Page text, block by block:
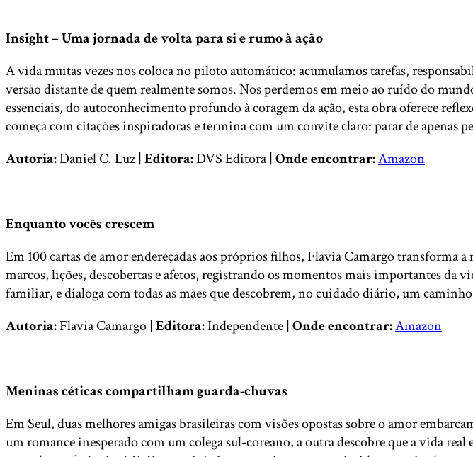
Insight – Uma jornada de volta para si e rumo à ação
A vida muitas vezes nos coloca no piloto automático: acumulamos tarefas,
versão distante de quem realmente somos. Nos perdemos em meio ao ruído do
essenciais, do autoconhecimento profundo à coragem da ação, esta obra oferece
começa com citações inspiradoras e termina com um convite claro: parar de apenas
Autoria:Daniel C. Luz |Editora:DVS Editora |Onde encontrar:Amazon
Enquanto vocês crescem
Em 100 cartas de amor endereçadas aos próprios filhos, Flavia Camargo
marcos, lições, descobertas e afetos, registrando os momentos mais importantes
familiar, e dialoga com todas as mães que descobrem, no cuidado diário, um
Autoria:Flavia Camargo |Editora:Independente |Onde encontrar:Amazon
Meninas céticas compartilham guarda-chuvas
Em Seul, duas melhores amigas brasileiras com visões opostas sobre o amor
um romance inesperado com um colega sul-coreano, a outra descobre que a vida